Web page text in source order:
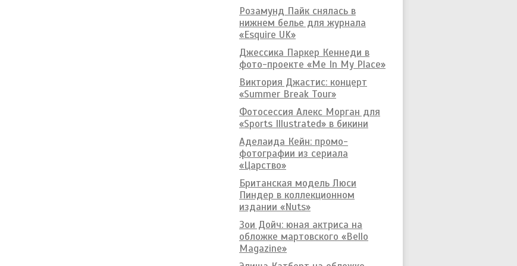
Розамунд Пайк снялась в
нижнем белье для журнала
«Esquire UK»
Джессика Паркер Кеннеди в
фото-проекте «Me In My Place»
Виктория Джастис: концерт
«Summer Break Tour»
Фотосессия Алекс Морган для
«Sports Illustrated» в бикини
Аделаида Кейн: промо-
фотографии из сериала
«Царство»
Британская модель Люси
Пиндер в коллекционном
издании «Nuts»
Зои Дойч: юная актриса на
обложке мартовского «Bello
Magazine»